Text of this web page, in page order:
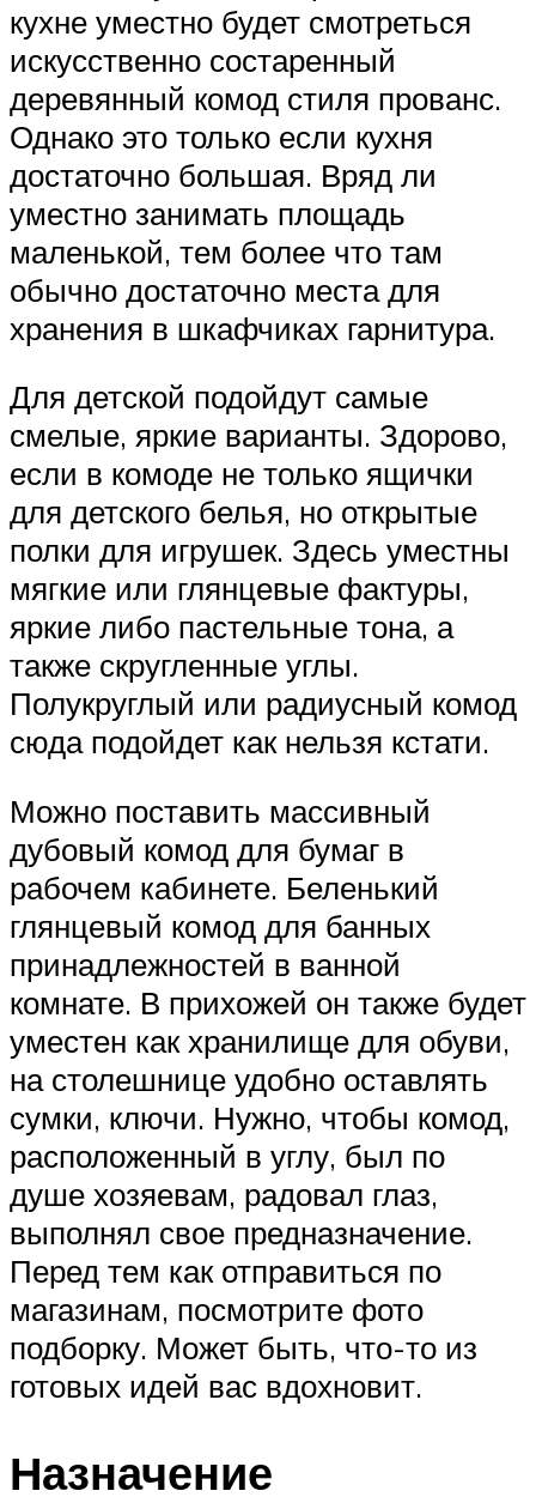
кухне уместно будет смотреться
искусственно состаренный
деревянный комод стиля прованс.
Однако это только если кухня
достаточно большая. Вряд ли
уместно занимать площадь
маленькой, тем более что там
обычно достаточно места для
хранения в шкафчиках гарнитура.
Для детской подойдут самые
смелые, яркие варианты. Здорово,
если в комоде не только ящички
для детского белья, но открытые
полки для игрушек. Здесь уместны
мягкие или глянцевые фактуры,
яркие либо пастельные тона, а
также скругленные углы.
Полукруглый или радиусный комод
сюда подойдет как нельзя кстати.
Можно поставить массивный
дубовый комод для бумаг в
рабочем кабинете. Беленький
глянцевый комод для банных
принадлежностей в ванной
комнате. В прихожей он также будет
уместен как хранилище для обуви,
на столешнице удобно оставлять
сумки, ключи. Нужно, чтобы комод,
расположенный в углу, был по
душе хозяевам, радовал глаз,
выполнял свое предназначение.
Перед тем как отправиться по
магазинам, посмотрите фото
подборку. Может быть, что-то из
готовых идей вас вдохновит.
Назначение